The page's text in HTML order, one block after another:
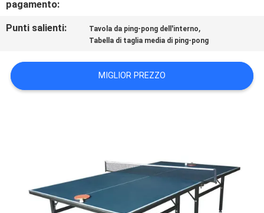
PREVENTIVO
MAPPA
POLICY
pagamento:
Punti salienti: Tavola da ping-pong dell'interno,
Tabella di taglia media di ping-pong
MIGLIOR PREZZO